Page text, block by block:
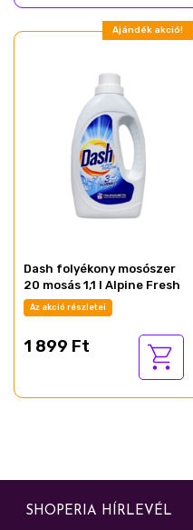
Ajándék akció!
Dash folyékony mosószer
20 mosás 1,1 l Alpine Fresh
Az akció részletei
1 899 Ft
SHOPERIA HÍRLEVÉL